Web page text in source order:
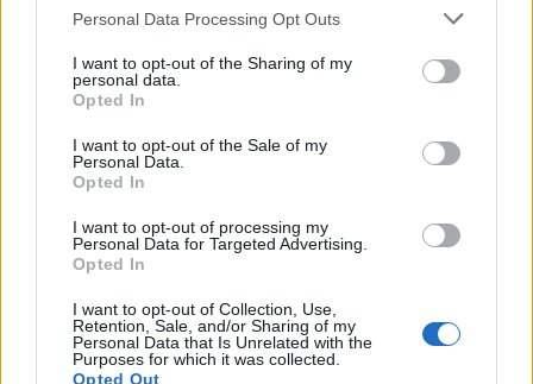
Personal Data Processing Opt Outs
I want to opt-out of the Sharing of my
personal data.
Opted In
I want to opt-out of the Sale of my
Personal Data.
Opted In
I want to opt-out of processing my
Personal Data for Targeted Advertising.
Opted In
I want to opt-out of Collection, Use,
Retention, Sale, and/or Sharing of my
Personal Data that Is Unrelated with the
Purposes for which it was collected.
Opted Out
Την ίδια στιγμή η Ασπασία θα γνωρίζει στιγμές
δόξας και καταξίωσης, αλλά μακριά από τον
Σταύρο και τις κόρες τους, με το διαζύγιό τους
παρελθόν επιστρέφει στη ζωή της. (βλ. Κίμων
Κουρής).
https://www.instagram.com/reel/DXwWTfDgW